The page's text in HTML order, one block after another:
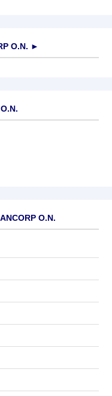
O.N. ►
O.N.